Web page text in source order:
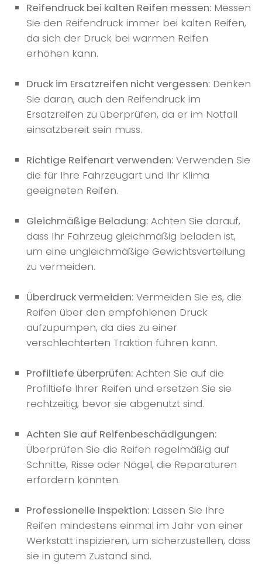
Reifendruck bei kalten Reifen messen: Messen
Sie den Reifendruck immer bei kalten Reifen,
da sich der Druck bei warmen Reifen
erhöhen kann.
Druck im Ersatzreifen nicht vergessen: Denken
Sie daran, auch den Reifendruck im
Ersatzreifen zu überprüfen, da er im Notfall
einsatzbereit sein muss.
Richtige Reifenart verwenden: Verwenden Sie
die für Ihre Fahrzeugart und Ihr Klima
geeigneten Reifen.
Gleichmäßige Beladung: Achten Sie darauf,
dass Ihr Fahrzeug gleichmäßig beladen ist,
um eine ungleichmäßige Gewichtsverteilung
zu vermeiden.
Überdruck vermeiden: Vermeiden Sie es, die
Reifen über den empfohlenen Druck
aufzupumpen, da dies zu einer
verschlechterten Traktion führen kann.
Profiltiefe überprüfen: Achten Sie auf die
Profiltiefe Ihrer Reifen und ersetzen Sie sie
rechtzeitig, bevor sie abgenutzt sind.
Achten Sie auf Reifenbeschädigungen:
Überprüfen Sie die Reifen regelmäßig auf
Schnitte, Risse oder Nägel, die Reparaturen
erfordern könnten.
Professionelle Inspektion: Lassen Sie Ihre
Reifen mindestens einmal im Jahr von einer
Werkstatt inspizieren, um sicherzustellen, dass
sie in gutem Zustand sind.